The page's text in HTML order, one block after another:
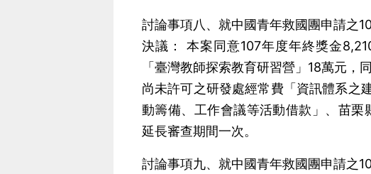
討論事項八、就中國青年救國團申請之
決議： 本案同意107年度年終獎金
「臺灣教師探索教育研習營」18萬元，
尚未許可之研發處經常費「資訊體系之
動籌備、工作會議等活動借款」、苗栗
延長審查期間一次。
討論事項九、就中國青年救國團申請之